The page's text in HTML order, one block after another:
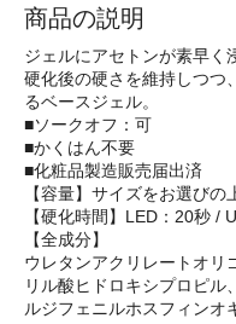
商品の説明
ジェルにアセトンが素早く
硬化後の硬さを維持しつつ
るベースジェル。
■ソークオフ：可
■かくはん不要
■化粧品製造販売届出済
【容量】サイズをお選び
【硬化時間】LED：20秒 /
【全成分】
ウレタンアクリレートオリ
リル酸ヒドロキシプロピル
ルジフェニルホスフィンオ